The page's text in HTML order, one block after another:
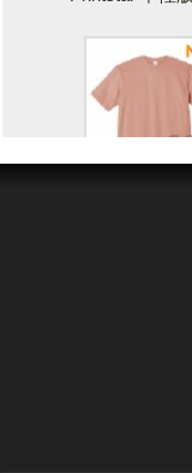
POLONE1純棉